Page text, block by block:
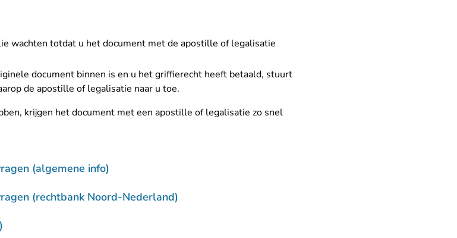
wachten totdat u het document met de apostille of legalisatie
document binnen is en u het griffierecht heeft betaald, stuurt
de apostille of legalisatie naar u toe.
krijgen het document met een apostille of legalisatie zo snel
(algemene info)
(rechtbank Noord-Nederland)